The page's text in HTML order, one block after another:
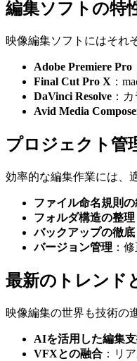
編集ソフトの特
映像編集ソフトにはそれ
Adobe Premiere Pro
Final Cut Pro X ：
DaVinci Resolve ：
Avid Media
プロジェクト管
効率的な編集作業には、
ファイル命名規則
フォルダ構造の整理
バックアップの徹底
バージョン管理 ：
最新のトレンド
映像編集の世界も技術の
AIを活用した編集
VFXとの融合 ：リ